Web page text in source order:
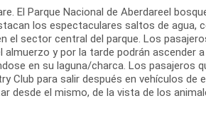
El Parque Nacional de Aberdareel
los espectaculares saltos de agua,
el sector central del parque. Los
y por la tarde podrán ascender
en su laguna/charca. Los pasajeros
Club para salir después en vehículos de
desde el mismo, de la vista de los